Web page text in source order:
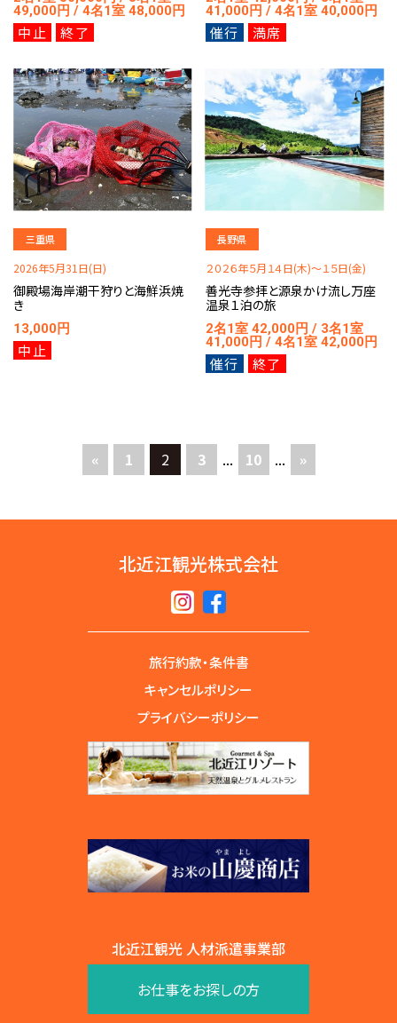
49,000円 / 4名1室 48,000円
中止 終了
41,000円 / 4名1室 40,000円
催行 満席
三重県
2026年5月31日(日)
御殿場海岸潮干狩りと海鮮浜焼
き
13,000円
中止
長野県
２０２６年５月１４日(木)～１５日(金)
善光寺参拝と源泉かけ流し万座
温泉１泊の旅
2名1室 42,000円 / 3名1室
41,000円 / 4名1室 42,000円
催行 終了
« 1 2 3 ... 10 ... »
北近江観光株式会社
旅行約款・条件書
キャンセルポリシー
プライバシーポリシー
北近江観光 人材派遣事業部
お仕事をお探しの方